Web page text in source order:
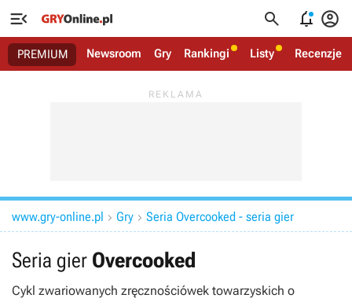
   
PREMIUM Newsroom Gry Rankingi Listy Recenzje
www.gry-online.pl  Gry  Seria Overcooked - seria gier
Seria gier Overcooked
Cykl zwariowanych zręcznościówek towarzyskich o